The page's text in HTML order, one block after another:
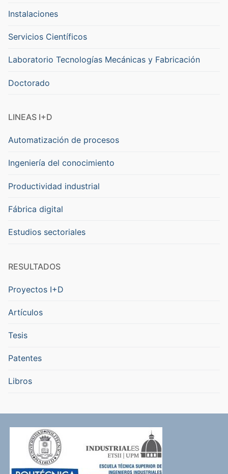
Instalaciones
Servicios Científicos
Laboratorio Tecnologías Mecánicas y Fabricación
Doctorado
LINEAS I+D
Automatización de procesos
Ingeniería del conocimiento
Productividad industrial
Fábrica digital
Estudios sectoriales
RESULTADOS
Proyectos I+D
Artículos
Tesis
Patentes
Libros